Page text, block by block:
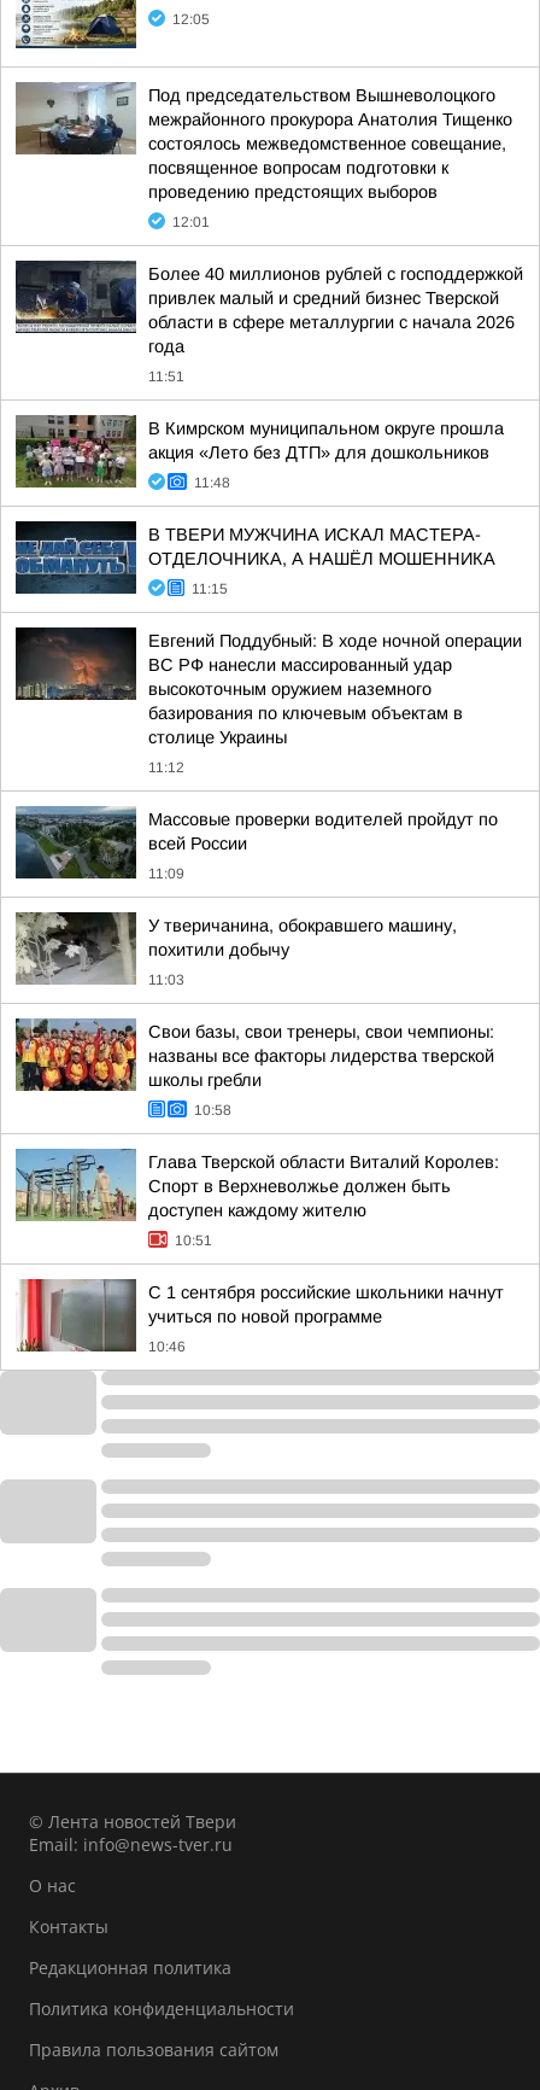
12:05
Под председательством Вышневолоцкого
межрайонного прокурора Анатолия Тищенко
состоялось межведомственное совещание,
посвященное вопросам подготовки к
проведению предстоящих выборов
12:01
Более 40 миллионов рублей с господдержкой
привлек малый и средний бизнес Тверской
области в сфере металлургии с начала 2026
года
11:51
В Кимрском муниципальном округе прошла
акция «Лето без ДТП» для дошкольников
11:48
В ТВЕРИ МУЖЧИНА ИСКАЛ МАСТЕРА-
ОТДЕЛОЧНИКА, А НАШЁЛ МОШЕННИКА
11:15
Евгений Поддубный: В ходе ночной операции
ВС РФ нанесли массированный удар
высокоточным оружием наземного
базирования по ключевым объектам в
столице Украины
11:12
Массовые проверки водителей пройдут по
всей России
11:09
У тверичанина, обокравшего машину,
похитили добычу
11:03
Свои базы, свои тренеры, свои чемпионы:
названы все факторы лидерства тверской
школы гребли
10:58
Глава Тверской области Виталий Королев:
Спорт в Верхневолжье должен быть
доступен каждому жителю
10:51
С 1 сентября российские школьники начнут
учиться по новой программе
10:46
© Лента новостей Твери
Email: info@news-tver.ru
О нас
Контакты
Редакционная политика
Политика конфиденциальности
Правила пользования сайтом